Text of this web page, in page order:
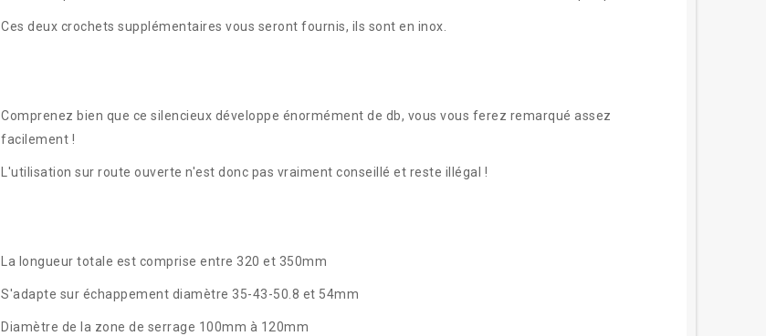
Ces deux crochets supplémentaires vous seront fournis, ils sont en inox.
Comprenez bien que ce silencieux développe énormément de db, vous vous ferez remarqué assez
facilement !
L'utilisation sur route ouverte n'est donc pas vraiment conseillé et reste illégal !
La longueur totale est comprise entre 320 et 350mm
S'adapte sur échappement diamètre 35-43-50.8 et 54mm
Diamètre de la zone de serrage 100mm à 120mm